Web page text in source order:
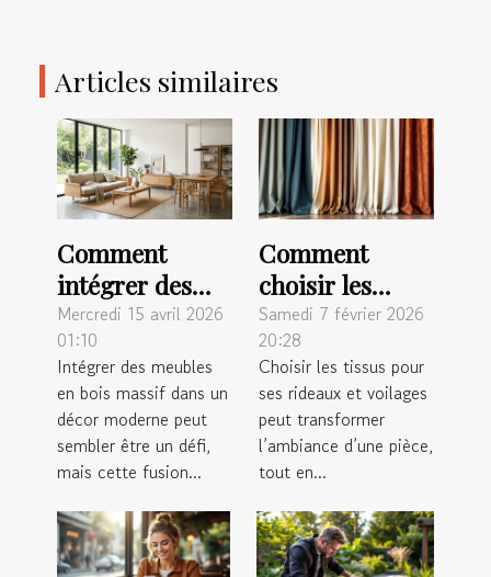
Articles similaires
Comment
intégrer des
meubles en
bois massif
dans un décor
moderne ?
Mercredi 15 avril 2026
01:10
Intégrer des meubles
en bois massif dans un
décor moderne peut
sembler être un défi,
mais cette fusion...
Comment
choisir les
meilleurs tissus
pour vos
rideaux et
voilages ?
Samedi 7 février 2026
20:28
Choisir les tissus pour
ses rideaux et voilages
peut transformer
l’ambiance d’une pièce,
tout en...